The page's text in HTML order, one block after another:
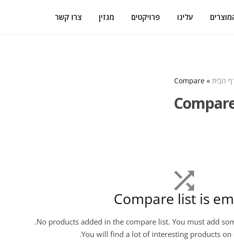
עלינו פרויקטים מגזין צרו קשר
הבית »
Compare
Compare list is
No products added in the compare list. You must add
You will find a lot of interesting products on